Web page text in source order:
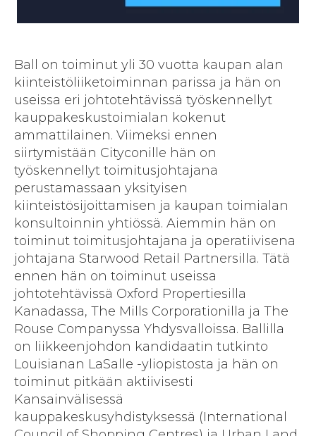
Ball on toiminut yli 30 vuotta kaupan alan
kiinteistöliiketoiminnan parissa ja hän on
useissa eri johtotehtävissä työskennellyt
kauppakeskustoimialan kokenut
ammattilainen. Viimeksi ennen
siirtymistään Cityconille hän on
työskennellyt toimitusjohtajana
perustamassaan yksityisen
kiinteistösijoittamisen ja kaupan toimialan
konsultoinnin yhtiössä. Aiemmin hän on
toiminut toimitusjohtajana ja operatiivisena
johtajana Starwood Retail Partnersilla. Tätä
ennen hän on toiminut useissa
johtotehtävissä Oxford Propertiesilla
Kanadassa, The Mills Corporationilla ja The
Rouse Companyssa Yhdysvalloissa. Ballilla
on liikkeenjohdon kandidaatin tutkinto
Louisianan LaSalle -yliopistosta ja hän on
toiminut pitkään aktiivisesti
Kansainvälisessä
kauppakeskusyhdistyksessä (International